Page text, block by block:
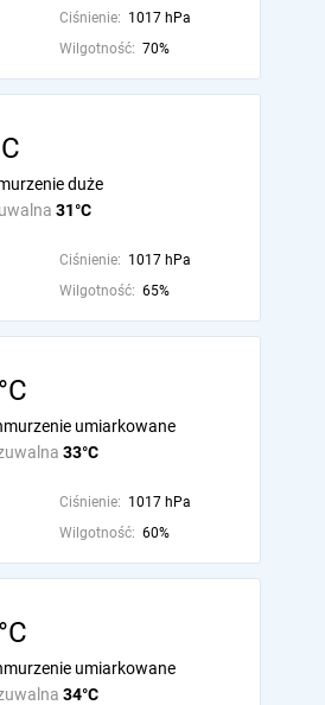
Ciśnienie: 1017 hPa
Wilgotność: 70%
31°C
duże
Ciśnienie: 1017 hPa
Wilgotność: 65%
33°C
umiarkowane
Ciśnienie: 1017 hPa
Wilgotność: 60%
34°C
umiarkowane